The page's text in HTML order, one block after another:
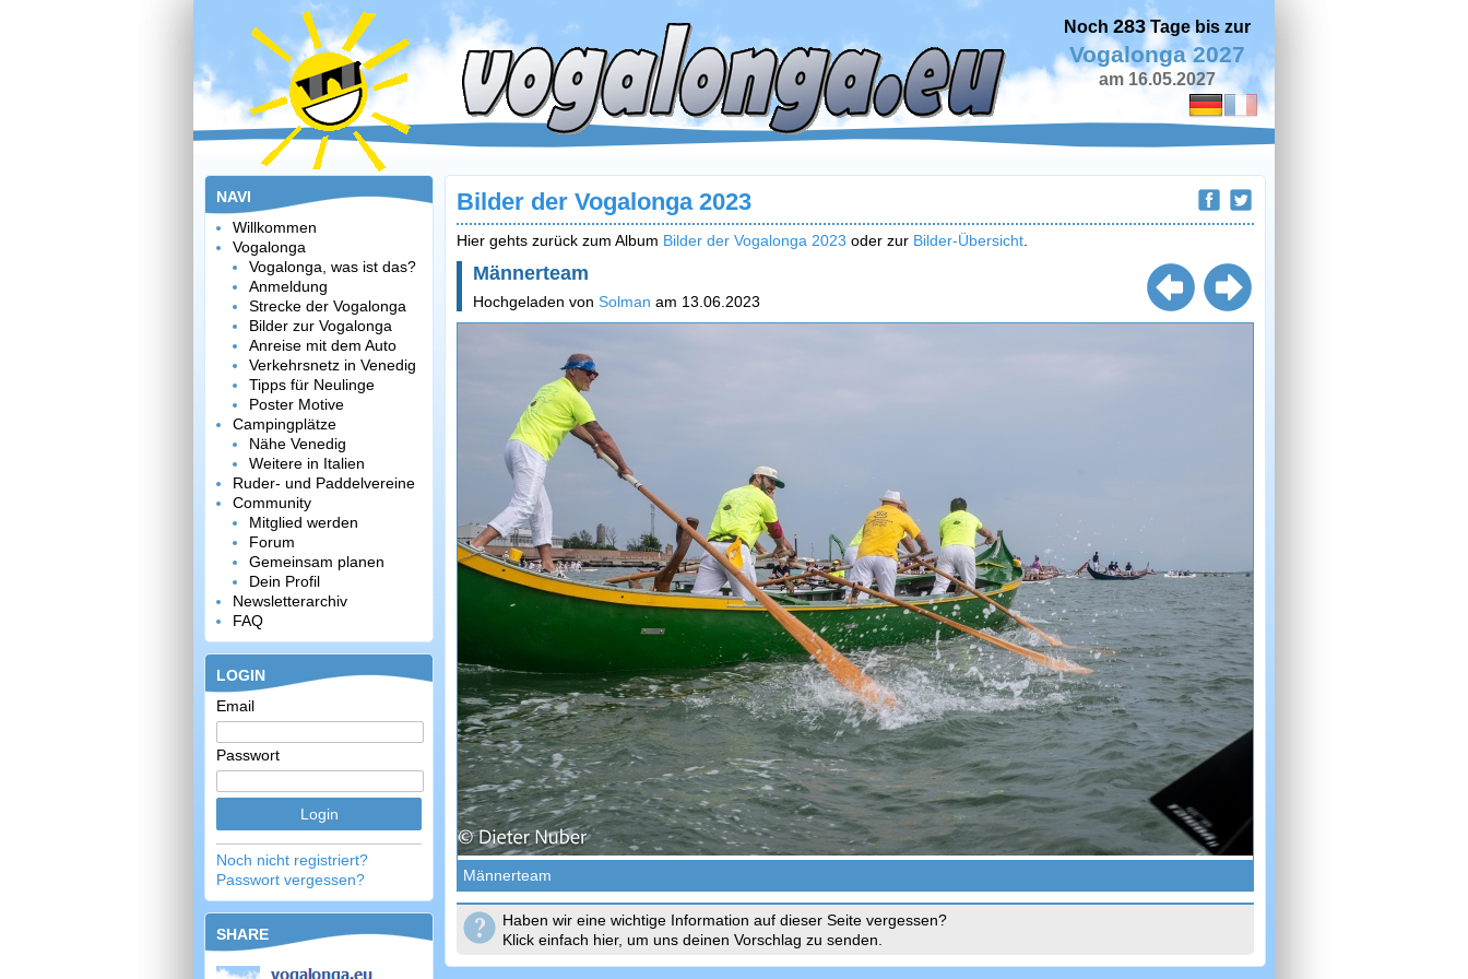
Noch 283Tage bis zur
Vogalonga 2027
am 16.05.2027
NAVI
Willkommen
Vogalonga
Vogalonga, was ist das?
Anmeldung
Strecke der Vogalonga
Bilder zur Vogalonga
Anreise mit dem Auto
Verkehrsnetz in Venedig
Tipps für Neulinge
Poster Motive
Campingplätze
Nähe Venedig
Weitere in Italien
Ruder- und Paddelvereine
Community
Mitglied werden
Forum
Gemeinsam planen
Dein Profil
Newsletterarchiv
FAQ
LOGIN
Email
Passwort
Noch nicht registriert?
Passwort vergessen?
SHARE
Bilder der Vogalonga 2023
Hier gehts zurück zum Album Bilder der Vogalonga 2023 oder zur Bilder-Übersicht
Männerteam
Hochgeladen von Solman am 13.06.2023
Männerteam
Haben wir eine wichtige Information auf dieser Seite vergessen?
Klick einfach hier, um uns deinen Vorschlag zu senden.